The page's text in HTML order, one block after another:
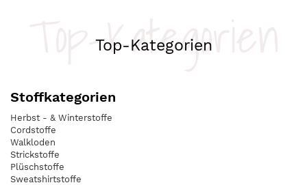
Top-Kategorien
Top-Kategorien
Stoffkategorien
Herbst - & Winterstoffe
Cordstoffe
Walkloden
Strickstoffe
Plüschstoffe
Sweatshirtstoffe